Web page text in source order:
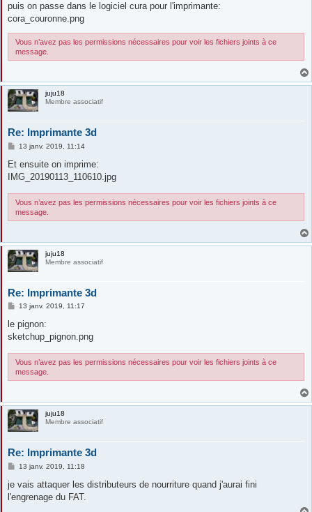
puis on passe dans le logiciel cura pour l'imprimante:
cora_couronne.png
Vous n’avez pas les permissions nécessaires pour voir les fichiers joints à ce
message.
juju18
Membre associatif
Re: Imprimante 3d
M
s
a
e
13 janv. 2019, 11:14
Et ensuite on imprime:
IMG_20190113_110610.jpg
Vous n’avez pas les permissions nécessaires pour voir les fichiers joints à ce
message.
juju18
Membre associatif
Re: Imprimante 3d
M
s
s
a
e
13 janv. 2019, 11:17
le pignon:
sketchup_pignon.png
Vous n’avez pas les permissions nécessaires pour voir les fichiers joints à ce
message.
juju18
Membre associatif
Re: Imprimante 3d
M
s
a
13 janv. 2019, 11:18
je vais attaquer les distributeurs de nourriture quand j'aurai fini
l'engrenage du FAT.